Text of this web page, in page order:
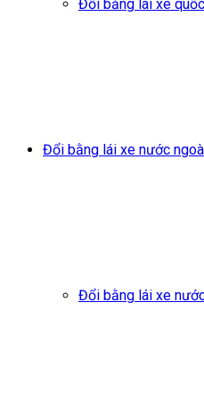
Đổi bằng lái xe
Đổi bằng lái xe nước
Đổi bằng lái xe